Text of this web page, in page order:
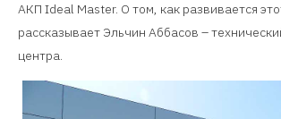
АКП Ideal Master. О том, как развивается
рассказывает Эльчин Аббасов –
центра.